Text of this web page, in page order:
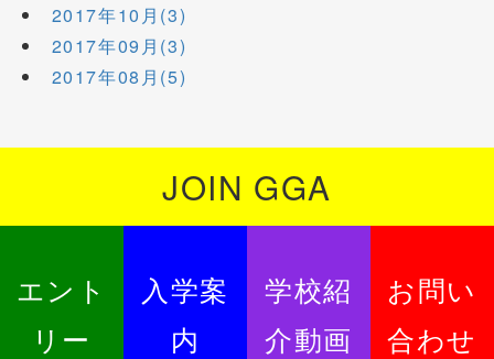
2017年10月(3)
2017年09月(3)
2017年08月(5)
JOIN GGA
エント
リー
入学案
内
学校紹
介動画
お問い
合わせ